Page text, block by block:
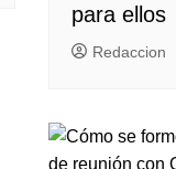
para ellos
Redaccion